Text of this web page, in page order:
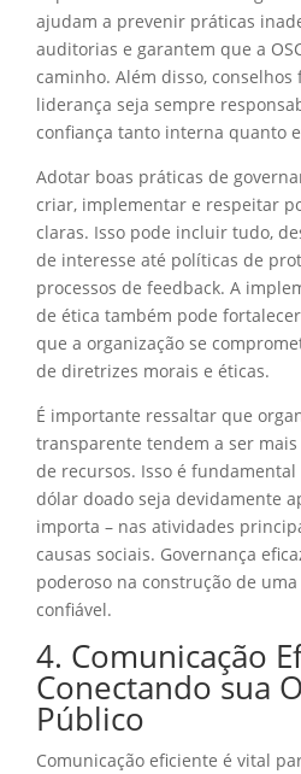
ajudam a prevenir práticas
auditorias e garantem que a
caminho. Além disso,
liderança seja sempre
confiança tanto interna quanto
Adotar boas práticas de
criar, implementar e respeitar
claras. Isso pode incluir tudo,
de interesse até políticas de
processos de feedback. A
de ética também pode
que a organização se
de diretrizes morais e éticas.
É importante ressaltar que
transparente tendem a ser
de recursos. Isso é
dólar doado seja devidamente
importa – nas atividades
causas sociais. Governança
poderoso na construção de
confiável.
4. Comunicação
Conectando sua
Público
Comunicação eficiente é vital